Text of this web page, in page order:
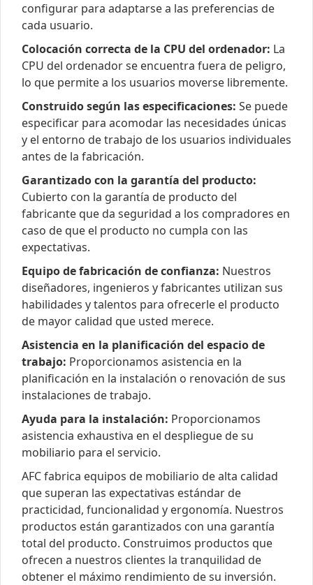
configurar para adaptarse a las preferencias de
cada usuario.
Colocación correcta de la CPU del ordenador: La
CPU del ordenador se encuentra fuera de peligro,
lo que permite a los usuarios moverse libremente.
Construido según las especificaciones: Se puede
especificar para acomodar las necesidades únicas
y el entorno de trabajo de los usuarios individuales
antes de la fabricación.
Garantizado con la garantía del producto:
Cubierto con la garantía de producto del
fabricante que da seguridad a los compradores en
caso de que el producto no cumpla con las
expectativas.
Equipo de fabricación de confianza: Nuestros
diseñadores, ingenieros y fabricantes utilizan sus
habilidades y talentos para ofrecerle el producto
de mayor calidad que usted merece.
Asistencia en la planificación del espacio de
trabajo: Proporcionamos asistencia en la
planificación en la instalación o renovación de sus
instalaciones de trabajo.
Ayuda para la instalación: Proporcionamos
asistencia exhaustiva en el despliegue de su
mobiliario para el servicio.
AFC fabrica equipos de mobiliario de alta calidad
que superan las expectativas estándar de
practicidad, funcionalidad y ergonomía. Nuestros
productos están garantizados con una garantía
total del producto. Construimos productos que
ofrecen a nuestros clientes la tranquilidad de
obtener el máximo rendimiento de su inversión.